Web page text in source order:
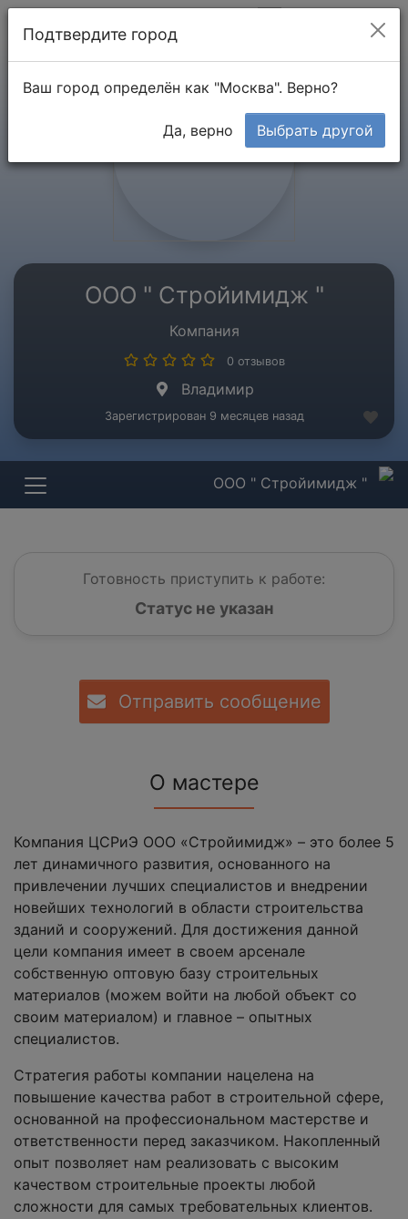
ООО " Стройимидж "
Компания
0 отзывов
Владимир
Зарегистрирован 9 месяцев назад
ООО " Стройимидж "
Готовность приступить к работе:
Статус не указан
Отправить сообщение
О мастере
Компания ЦСРиЭ ООО «Стройимидж» – это более 5
лет динамичного развития, основанного на
привлечении лучших специалистов и внедрении
новейших технологий в области строительства
зданий и сооружений. Для достижения данной
цели компания имеет в своем арсенале
собственную оптовую базу строительных
материалов (можем войти на любой объект со
своим материалом) и главное – опытных
специалистов.
Стратегия работы компании нацелена на
повышение качества работ в строительной сфере,
основанной на профессиональном мастерстве и
ответственности перед заказчиком. Накопленный
опыт позволяет нам реализовать с высоким
качеством строительные проекты любой
сложности для самых требовательных клиентов.
Подтвердите город
Ваш город определён как "Москва". Верно?
Да, верно Выбрать другой